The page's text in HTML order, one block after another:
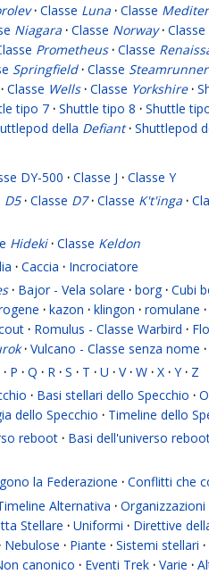
· Classe Luna · Classe
Niagara · Classe Norway · Classe
Prometheus · Classe
Springfield · Classe Steamrunner
· Classe Wells · Classe Yorkshire ·
tipo 7 · Shuttle tipo 8 · Shuttle
della Defiant · Shuttlepod
DY-500 · Classe J · Classe Y
D5 · Classe D7 · Classe K't'inga ·
Hideki · Classe Keldon
· Caccia · Incrociatore
· Bajor - Vela solare · borg · Cubi
· kazon · klingon · romulane ·
· Romulus - Classe Warbird ·
· Vulcano - Classe senza nome ·
· P · Q · R · S · T · U · V · W · X · Y · Z
· Basi stellari dello Specchio ·
dello Specchio · Timeline dello
reboot · Basi dell'universo
la Federazione · Conflitti che
Alternativa · Organizzazioni
Stellare · Uniformi · Direttive
Nebulose · Piante · Sistemi stellari ·
canonico · Eventi Trek · Varie ·